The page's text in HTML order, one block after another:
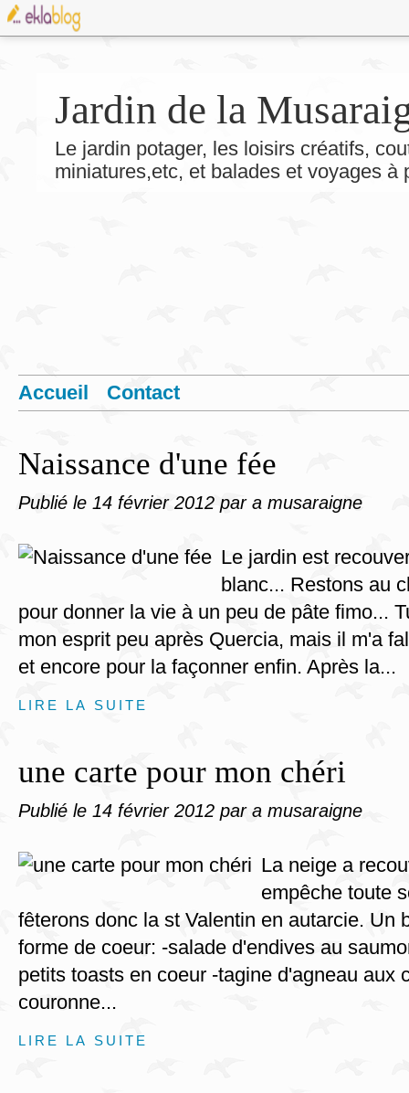
Jardin de la
Le jardin potager, les loisirs créatifs,
miniatures,etc, et balades et voyages
Accueil Contact
Naissance d'une fée
Publié le 14 février 2012 par a musaraigne
Le jardin est
blanc... Restons au
pour donner la vie à un peu de pâte fimo...
mon esprit peu après Quercia, mais il m'a
et encore pour la façonner enfin. Après la...
LIRE LA SUITE
une carte pour mon chéri
Publié le 14 février 2012 par a musaraigne
La neige a
empêche toute
fêterons donc la st Valentin en autarcie. Un
forme de coeur: -salade d'endives au
petits toasts en coeur -tagine d'agneau aux
couronne...
LIRE LA SUITE